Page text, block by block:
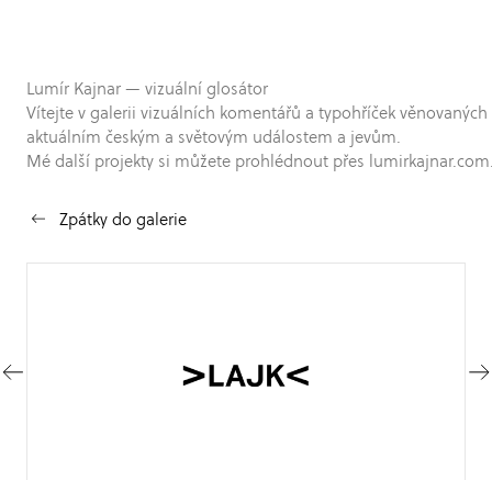
Lumír Kajnar — vizuální glosátor
Vítejte v galerii vizuálních komentářů a typohříček věnovaných
aktuálním českým a světovým událostem a jevům.
Mé další projekty si můžete prohlédnout přes
Zpátky do galerie